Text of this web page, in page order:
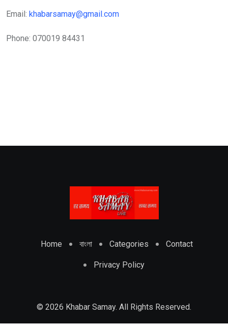
Email: khabarsamay@gmail.com
Phone: 070019 84431
Home বাংলা Categories Contact
Privacy Policy
© 2026 Khabar Samay. All Rights Reserved.